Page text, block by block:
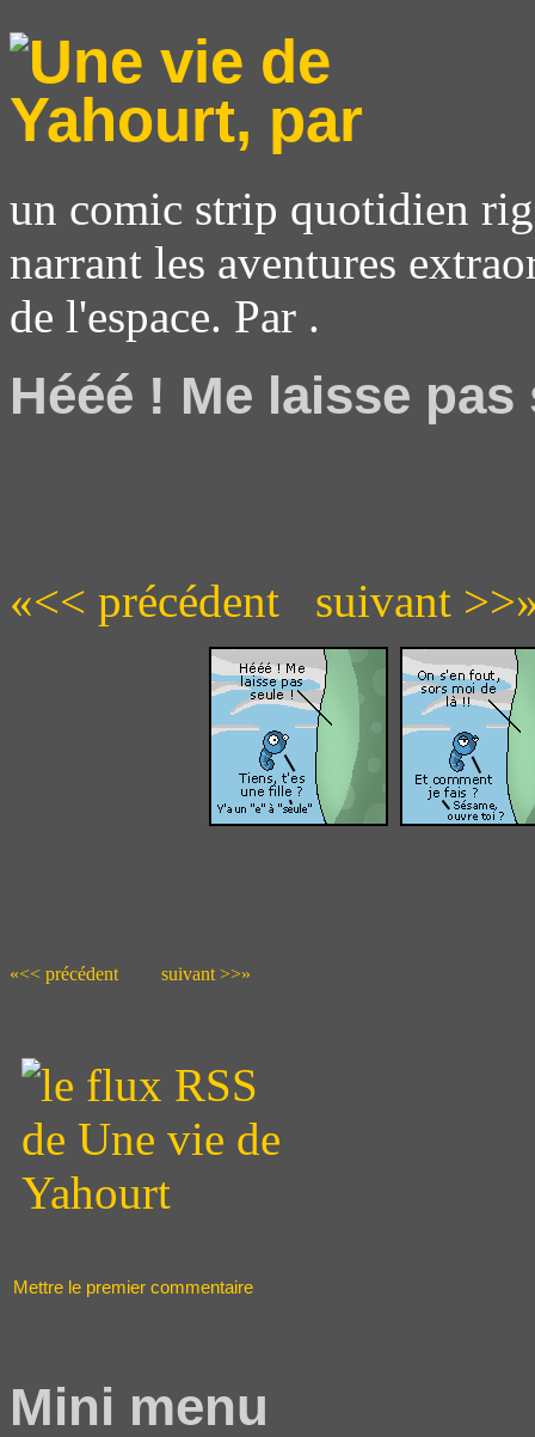
un comic strip quotidien
narrant les aventures
de l'espace. Par .
Hééé ! Me laisse pas
«<< précédent suivant
«<< précédent suivant >>»
Mettre le premier commentaire
Mini menu